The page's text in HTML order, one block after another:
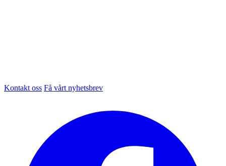
Kontakt oss Få vårt nyhetsbrev